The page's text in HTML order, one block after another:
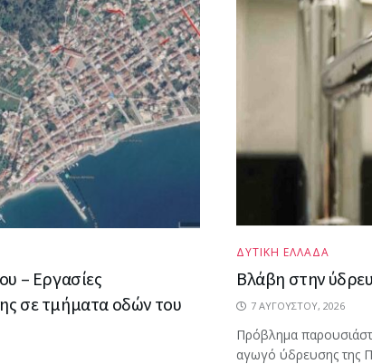
– Εργασίες
σε τμήματα οδών του
ΔΥΤΙΚΗ ΕΛΛΑΔΑ
Βλάβη στην
7 ΑΥΓΟΎΣΤΟΥ, 2026
Πρόβλημα
αγωγό ύδρευσης της